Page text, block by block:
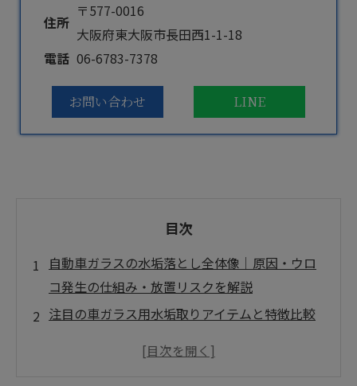
住所
〒577-0016
大阪府東大阪市長田西1-1-18
電話 06-6783-7378
お問い合わせ LINE
目次
自動車ガラスの水垢落とし全体像｜原因・ウロ
コ発生の仕組み・放置リスクを解説
注目の車ガラス用水垢取りアイテムと特徴比較
コーティング車の水垢・汚れへの対応と安全な
クリーニング手法